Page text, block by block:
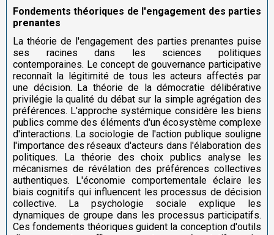
Fondements théoriques de l'engagement des parties
prenantes
La théorie de l'engagement des parties prenantes puise
ses racines dans les sciences politiques
contemporaines. Le concept de gouvernance participative
reconnaît la légitimité de tous les acteurs affectés par
une décision. La théorie de la démocratie délibérative
privilégie la qualité du débat sur la simple agrégation des
préférences. L'approche systémique considère les biens
publics comme des éléments d'un écosystème complexe
d'interactions. La sociologie de l'action publique souligne
l'importance des réseaux d'acteurs dans l'élaboration des
politiques. La théorie des choix publics analyse les
mécanismes de révélation des préférences collectives
authentiques. L'économie comportementale éclaire les
biais cognitifs qui influencent les processus de décision
collective. La psychologie sociale explique les
dynamiques de groupe dans les processus participatifs.
Ces fondements théoriques guident la conception d'outils